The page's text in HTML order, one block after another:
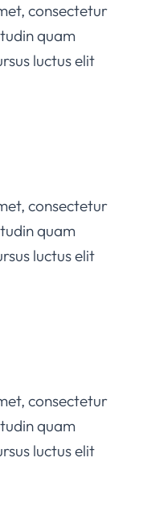
consectetur
quam
luctus elit
consectetur
quam
luctus elit
consectetur
quam
luctus elit